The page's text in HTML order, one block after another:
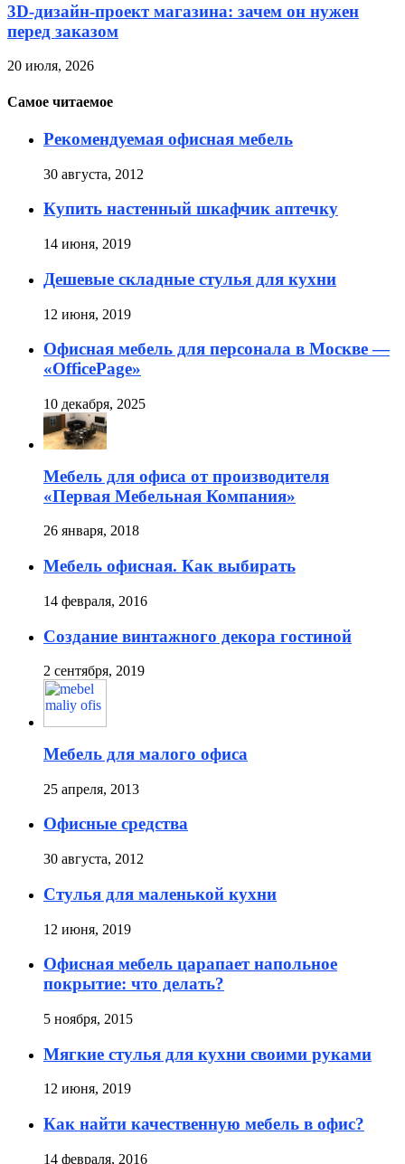
3D-дизайн-проект магазина: зачем он нужен
перед заказом
20 июля, 2026
Самое читаемое
Рекомендуемая офисная мебель
30 августа, 2012
Купить настенный шкафчик аптечку
14 июня, 2019
Дешевые складные стулья для кухни
12 июня, 2019
Офисная мебель для персонала в Москве —
«OfficePage»
10 декабря, 2025
Мебель для офиса от производителя
«Первая Мебельная Компания»
26 января, 2018
Мебель офисная. Как выбирать
14 февраля, 2016
Создание винтажного декора гостиной
2 сентября, 2019
Мебель для малого офиса
25 апреля, 2013
Офисные средства
30 августа, 2012
Стулья для маленькой кухни
12 июня, 2019
Офисная мебель царапает напольное
покрытие: что делать?
5 ноября, 2015
Мягкие стулья для кухни своими руками
12 июня, 2019
Как найти качественную мебель в офис?
14 февраля, 2016